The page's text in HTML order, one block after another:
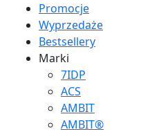
Promocje
Wyprzedaże
Bestsellery
Marki
7IDP
ACS
AMBIT
AMBIT®